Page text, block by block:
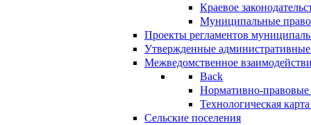
Краевое
Муниципальные
Проекты регламентов
Утвержденные
Межведомственное
Back
Нормативно-правовые
Технологическая
Сельские поселения